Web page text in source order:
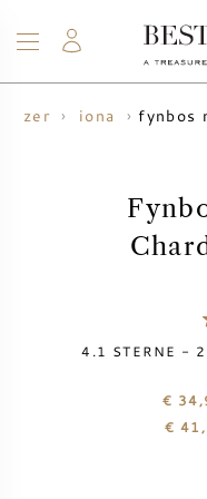
WEIN
ALLE WEINE
NEU
VINTAGE CHART
CHAMPAGNER
CHAMPAGNER
WHISKY
RUM
SPIRITUOSEN
ANGEBOTE
WEINANGEBOTE
BORDEAUX
BLOG
ÜBER UNS
iona fynbos
4.1 STERNE - 2
€
€